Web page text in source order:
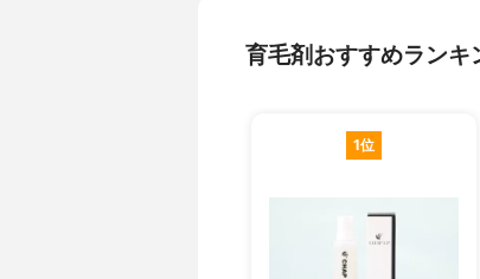
育毛剤おすすめランキ
1位